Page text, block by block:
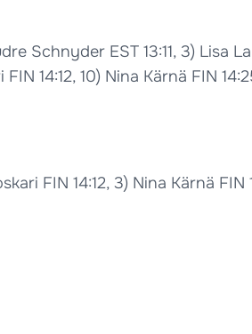
Schnyder EST 13:11, 3) Lisa
14:12, 10) Nina Kärnä FIN
FIN 14:12, 3) Nina Kärnä